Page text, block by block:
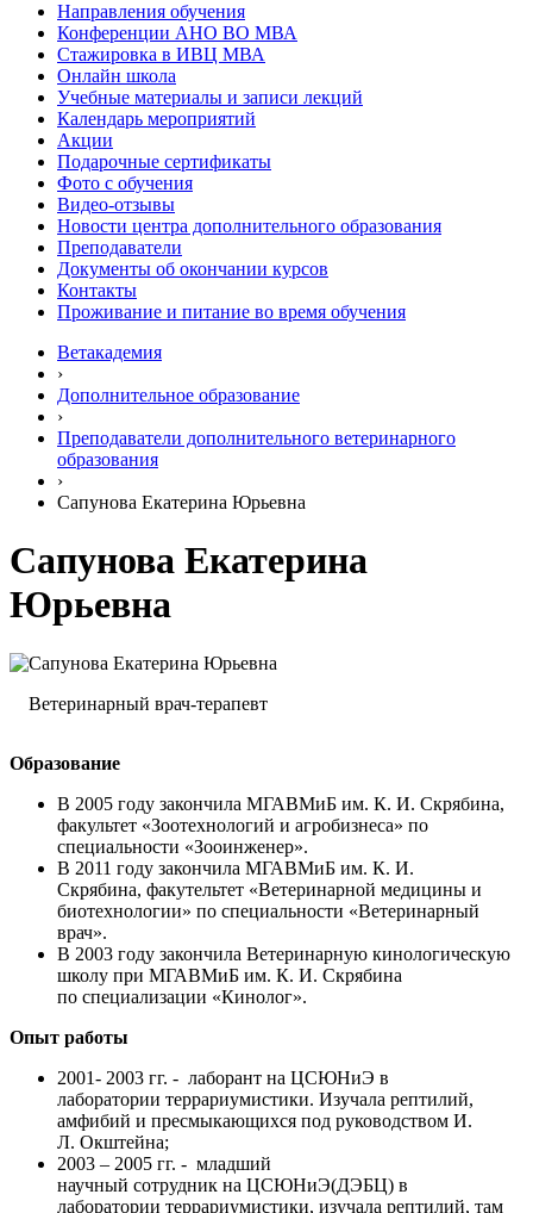
Направления обучения
Конференции АНО ВО МВА
Стажировка в ИВЦ МВА
Онлайн школа
Учебные материалы и записи лекций
Календарь мероприятий
Акции
Подарочные сертификаты
Фото с обучения
Видео-отзывы
Новости центра дополнительного образования
Преподаватели
Документы об окончании курсов
Контакты
Проживание и питание во время обучения
Ветакадемия
›
Дополнительное образование
›
Преподаватели дополнительного ветеринарного
образования
›
Сапунова Екатерина Юрьевна
Сапунова Екатерина
Юрьевна
Ветеринарный врач-терапевт
Образование
В 2005 году закончила МГАВМиБ им. К. И. Скрябина,
факультет «Зоотехнологий и агробизнеса» по
специальности «Зооинженер».
В 2011 году закончила МГАВМиБ им. К. И.
Скрябина, факутельтет «Ветеринарной медицины и
биотехнологии» по специальности «Ветеринарный
врач».
В 2003 году закончила Ветеринарную кинологическую
школу при МГАВМиБ им. К. И. Скрябина
по специализации «Кинолог».
Опыт работы
2001- 2003 гг. - лаборант на ЦСЮНиЭ в
лаборатории террариумистики. Изучала рептилий,
амфибий и пресмыкающихся под руководством И.
Л. Окштейна;
2003 – 2005 гг. - младший
научный сотрудник на ЦСЮНиЭ(ДЭБЦ) в
лаборатории террариумистики, изучала рептилий, там